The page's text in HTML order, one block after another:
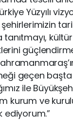
Yüzyılı
tanıtmayı,
geçen
ile
kurum ve
ediyorum.”